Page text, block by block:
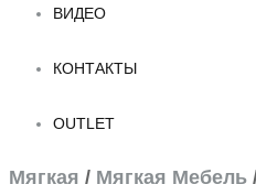
ВИДЕО
КОНТАКТЫ
OUTLET
Мягкая / Мягкая Мебель